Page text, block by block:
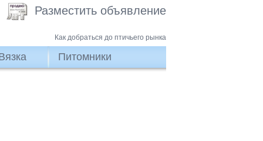
Разместить объявление
Как добраться до птичьего рынка
Питомники